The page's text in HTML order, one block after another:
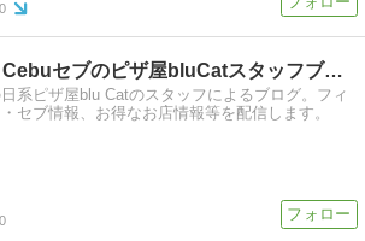
0
buzz Cebuセブのピザ屋bluCatスタッフブログ
系ピザ屋blu Catのスタッフによるブログ。フィ
セブ情報、お得なお店情報等を配信します。
0